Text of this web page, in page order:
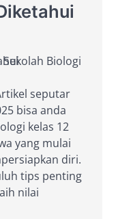
seputar
bisa anda
kelas 12
yang mulai
diri.
tips penting
nilai